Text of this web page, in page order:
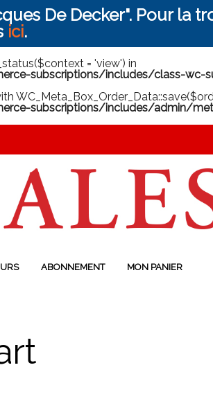
De Decker". Pour la
ici.
= 'view') in
subscriptions/includes/class-wc-
subscriptions/includes/admin/
ABONNEMENT MON PANIER